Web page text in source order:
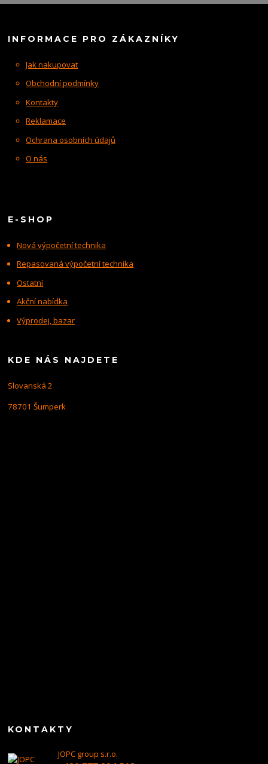
INFORMACE PRO ZÁKAZNÍKY
Jak nakupovat
Obchodní podmínky
Kontakty
Reklamace
Ochrana osobních údajů
O nás
E-SHOP
Nová výpočetní technika
Repasovaná výpočetní technika
Ostatní
Akční nabídka
Výprodej, bazar
KDE NÁS NAJDETE
Slovanská 2
78701 Šumperk
KONTAKTY
JOPC group s.r.o.